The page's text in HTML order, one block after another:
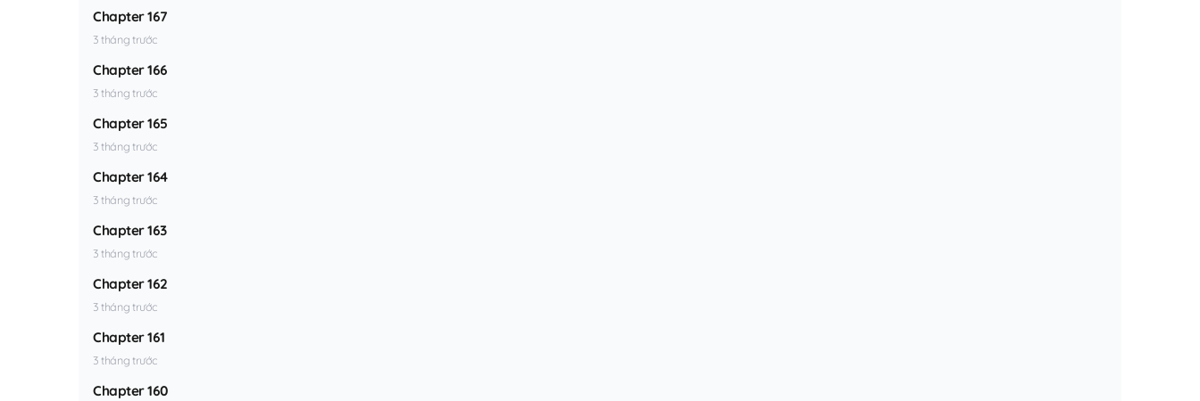
Chapter 167
3 tháng trước
Chapter 166
3 tháng trước
Chapter 165
3 tháng trước
Chapter 164
3 tháng trước
Chapter 163
3 tháng trước
Chapter 162
3 tháng trước
Chapter 161
3 tháng trước
Chapter 160